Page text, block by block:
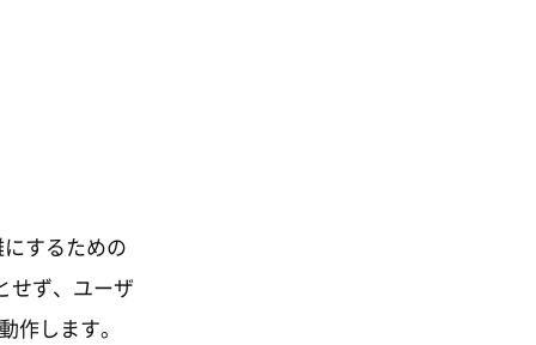
するための
せず、ユーザ
作します。